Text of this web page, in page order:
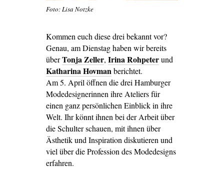
Foto: Lisa Notzke
Kommen euch diese drei bekannt vor?
Genau, am Dienstag haben wir bereits
überTonja Zeller, Irina Rohpeterund
Katharina Hovmanberichtet.
Am 5. April öffnen die drei Hamburger
Modedesignerinnen ihre Ateliers für
einen ganz persönlichen Einblick in ihre
Welt. Ihr könnt ihnen bei der Arbeit über
die Schulter schauen, mit ihnen über
Ästhetik und Inspiration diskutieren und
viel über die Profession des Modedesigns
erfahren.